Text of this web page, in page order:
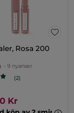
Rosa 200
- 9 nyanser
(2)
Kr